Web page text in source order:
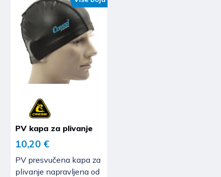
PV kapa za plivanje
10,20 €
PV presvučena kapa za
plivanje napravljena od